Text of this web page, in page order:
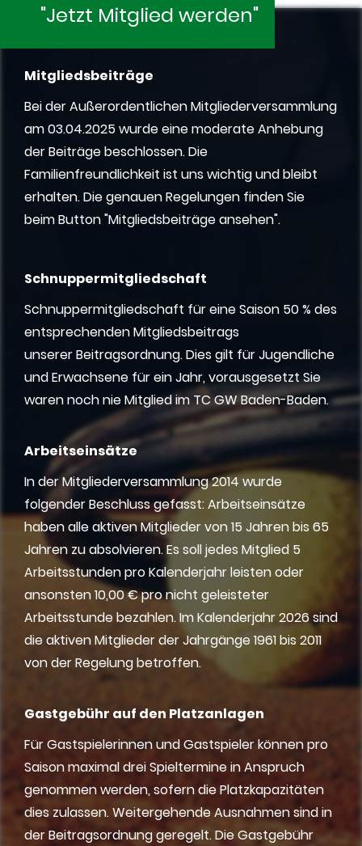
"Jetzt Mitglied werden"
Mitgliedsbeiträge
Bei der Außerordentlichen Mitgliederversammlung
am 03.04.2025 wurde eine moderate Anhebung
der Beiträge beschlossen. Die
Familienfreundlichkeit ist uns wichtig und bleibt
erhalten.Die genauen Regelungen finden Sie
beim Button "Mitgliedsbeiträge ansehen".
Schnuppermitgliedschaft
Schnuppermitgliedschaft für eine Saison 50 % des
entsprechenden Mitgliedsbeitrags
unserer Beitragsordnung. Dies gilt für Jugendliche
und Erwachsene für ein Jahr, vorausgesetzt Sie
waren noch nie Mitglied im TC GW Baden-Baden.
Arbeitseinsätze
In der Mitgliederversammlung 2014 wurde
folgender Beschluss gefasst: Arbeitseinsätze
haben alle aktiven Mitglieder von 15 Jahren bis 65
Jahren zu absolvieren. Es soll jedes Mitglied 5
Arbeitsstunden pro Kalenderjahr leisten oder
ansonsten 10,00 € pro nicht geleisteter
Arbeitsstunde bezahlen. Im Kalenderjahr 2026 sind
die aktiven Mitglieder der Jahrgänge 1961 bis 2011
von der Regelung betroffen.
Gastgebühr auf den Platzanlagen
Für Gastspielerinnen und Gastspieler können pro
Saison maximal drei Spieltermine in Anspruch
genommen werden, sofern die Platzkapazitäten
dies zulassen. Weitergehende Ausnahmen sind in
der Beitragsordnung geregelt. Die Gastgebühr